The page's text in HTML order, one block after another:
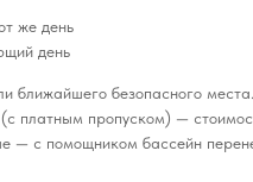
же день
день
ближайшего безопасного места.
платным пропуском) —
— с помощником бассейн